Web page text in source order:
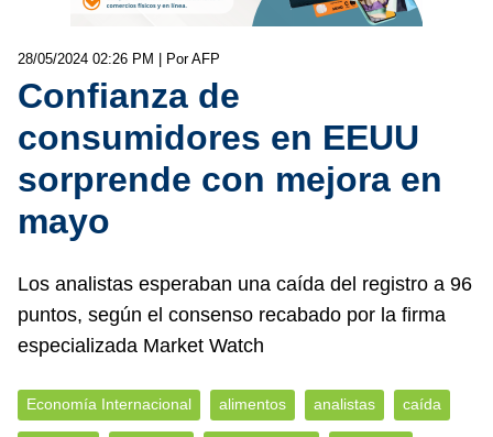
28/05/2024 02:26 PM | Por AFP
Confianza de
consumidores en EEUU
sorprende con mejora en
mayo
Los analistas esperaban una caída del registro a 96
puntos, según el consenso recabado por la firma
especializada Market Watch
Economía Internacional alimentos analistas caída